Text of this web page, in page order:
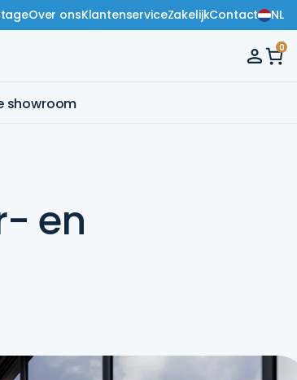
Over onsKlantenserviceZakelijkContact NL
0
showroom
en